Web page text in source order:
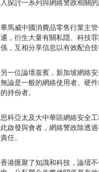
入探討一系列與網絡警政相關的
畢馬威中國消費品零售行業主
通，衍生大量有關私隱、科技
係，互相分享信息以有效配合
另一位論壇嘉賓，新加坡網絡
無論是一般的網絡使用者、硬
的持份者。
思科亞太及大中華區網絡安全
此啟發與會者，網絡警政除透
責任。
香港匯聚了知識和科技，論壇